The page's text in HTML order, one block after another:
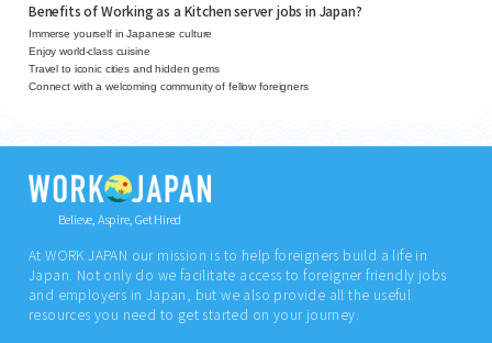
Benefits of Working as a Kitchen server jobs in Japan?
Immerse yourself in Japanese culture
Enjoy world-class cuisine
Travel to iconic cities and hidden gems
Connect with a welcoming community of fellow foreigners
Believe, Aspire, Get Hired
At WORK JAPAN our mission is to help foreigners build a life in
Japan. Not only do we facilitate access to foreigner friendly jobs
and employers in Japan, but we also provide all the useful
resources you need to get started on your journey.